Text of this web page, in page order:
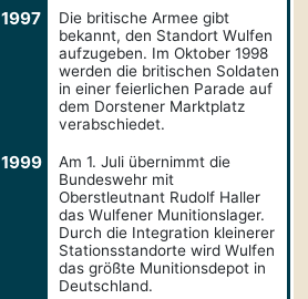
1997
Die britische Armee gibt
bekannt, den Standort Wulfen
aufzugeben. Im Oktober 1998
werden die britischen Soldaten
in einer feierlichen Parade auf
dem Dorstener Marktplatz
verabschiedet.
1999
Am 1. Juli übernimmt die
Bundeswehr mit
Oberstleutnant Rudolf Haller
das Wulfener Munitionslager.
Durch die Integration kleinerer
Stationsstandorte wird Wulfen
das größte Munitionsdepot in
Deutschland.